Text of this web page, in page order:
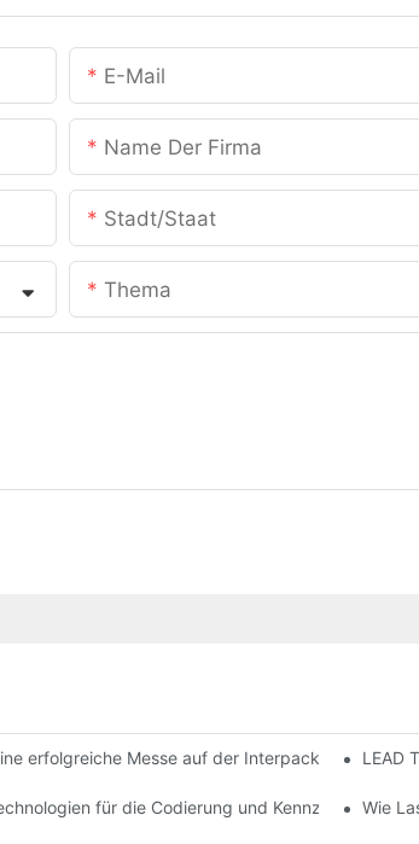
E-Mail
Name Der Firma
Stadt/Staat
Thema
erfolgreiche Messe auf der Interpack 2026 inLEAD
für die Codierung und Kennzeichnung
Wie